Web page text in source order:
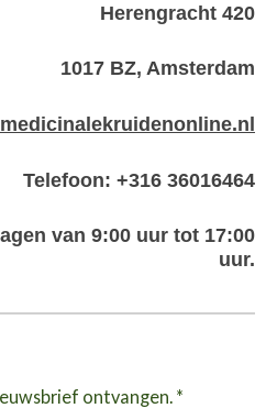
Herengracht 420
1017 BZ, Amsterdam
Telefoon: +316 36016464
van 9:00 uur tot 17:00
uur.
ontvangen. *